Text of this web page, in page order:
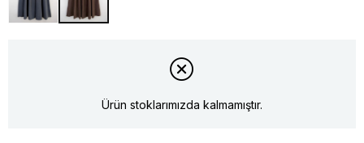
Ürün stoklarımızda kalmamıştır.